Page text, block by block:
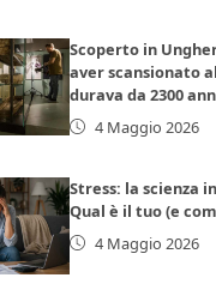
Scoperto in
aver scansionato
durava da 2300
4 Maggio 2026
Stress: la scienza
Qual è il tuo (e
4 Maggio 2026